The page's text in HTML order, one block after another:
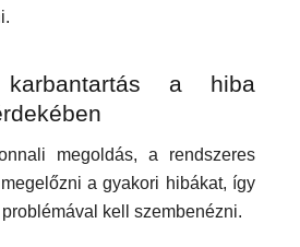
karbantartás a hiba
megoldás, a rendszeres
a gyakori hibákat, így
kell szembenézni.